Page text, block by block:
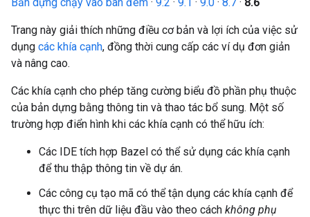
Trang này giải thích những điều cơ bản và lợi ích của việc sử
dụng các khía cạnh, đồng thời cung cấp các ví dụ đơn giản
và nâng cao.
Các khía cạnh cho phép tăng cường biểu đồ phần phụ thuộc
của bản dựng bằng thông tin và thao tác bổ sung. Một số
trường hợp điển hình khi các khía cạnh có thể hữu ích:
Các IDE tích hợp Bazel có thể sử dụng các khía cạnh
để thu thập thông tin về dự án.
Các công cụ tạo mã có thể tận dụng các khía cạnh để
thực thi trên dữ liệu đầu vào theo cách không phụ